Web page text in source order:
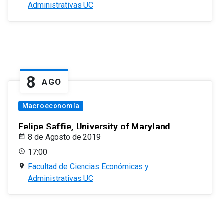
Administrativas UC
8 AGO
Macroeconomía
Felipe Saffie, University of Maryland
8 de Agosto de 2019
17:00
Facultad de Ciencias Económicas y
Administrativas UC